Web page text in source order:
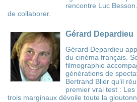
rencontre Luc
de collaborer.
Gérard Depardieu
Gérard Depardieu
du cinéma français.
filmographie
générations de
Bertrand Blier qu’il
premier vrai test :
trois marginaux dévoile toute la